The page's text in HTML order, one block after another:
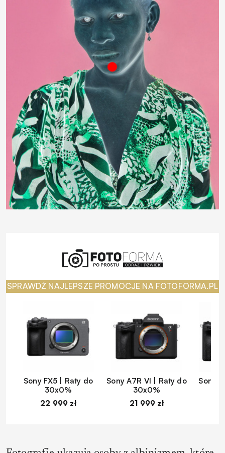
SPRAWDŹ NAJLEPSZE PROMOCJE NA FOTOFORMA.PL
Sony FX5 | Raty do
30x0%
22 999 zł
Sony A7R VI | Raty do
30x0%
21 999 zł
Sony